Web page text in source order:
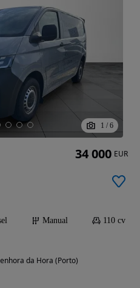
1 / 6
Manual
110 cv
da Hora (Porto)
34 000 EUR